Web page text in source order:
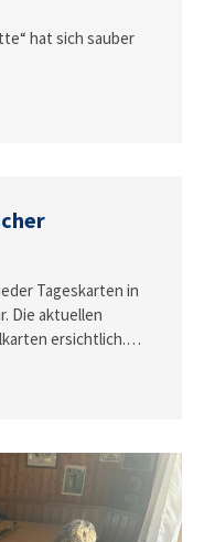
hat sich sauber
Tageskarten in
Die aktuellen
ersichtlich.…